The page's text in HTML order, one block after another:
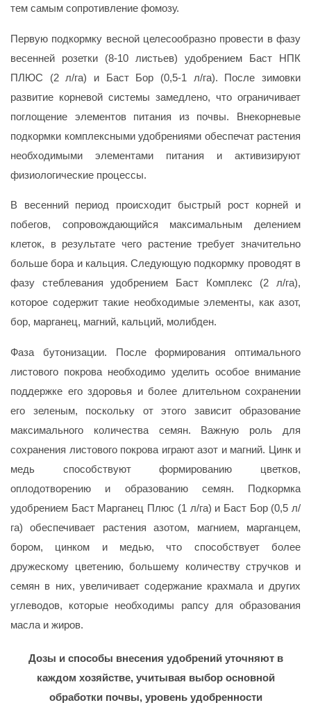
тем самым сопротивление фомозу.
Первую подкормку весной целесообразно провести в фазу
весенней розетки (8-10 листьев) удобрением Баст НПК
ПЛЮС (2 л/га) и Баст Бор (0,5-1 л/га). После зимовки
развитие корневой системы замедлено, что ограничивает
поглощение элементов питания из почвы. Внекорневые
подкормки комплексными удобрениями обеспечат растения
необходимыми элементами питания и активизируют
физиологические процессы.
В весенний период происходит быстрый рост корней и
побегов, сопровождающийся максимальным делением
клеток, в результате чего растение требует значительно
больше бора и кальция. Следующую подкормку проводят в
фазу стеблевания удобрением Баст Комплекс (2 л/га),
которое содержит такие необходимые элементы, как азот,
бор, марганец, магний, кальций, молибден.
Фаза бутонизации. После формирования оптимального
листового покрова необходимо уделить особое внимание
поддержке его здоровья и более длительном сохранении
его зеленым, поскольку от этого зависит образование
максимального количества семян. Важную роль для
сохранения листового покрова играют азот и магний. Цинк и
медь способствуют формированию цветков,
оплодотворению и образованию семян. Подкормка
удобрением Баст Марганец Плюс (1 л/га) и Баст Бор(0,5 л/
га) обеспечивает растения азотом, магнием, марганцем,
бором, цинком и медью, что способствует более
дружескому цветению, большему количеству стручков и
семян в них, увеличивает содержание крахмала и других
углеводов, которые необходимы рапсу для образования
масла и жиров.
Дозы и способы внесения удобрений уточняют в
каждом хозяйстве, учитывая выбор основной
обработки почвы, уровень удобренности